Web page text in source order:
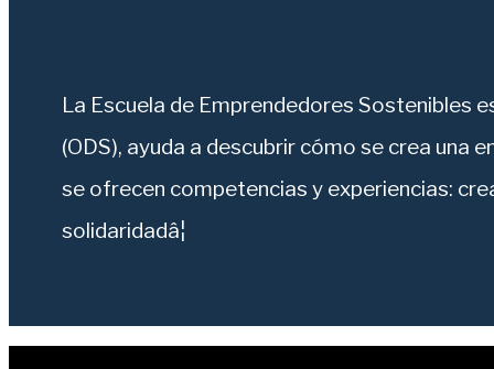
La Escuela de Emprendedores Sostenibles
(ODS), ayuda a descubrir cómo se crea
se ofrecen competencias y experiencias:
solidaridadâ¦